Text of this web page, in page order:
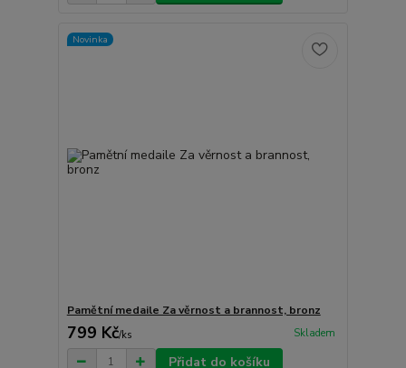
Novinka
Pamětní medaile Za věrnost a brannost, bronz
799 Kč/ks Skladem
Přidat do košíku